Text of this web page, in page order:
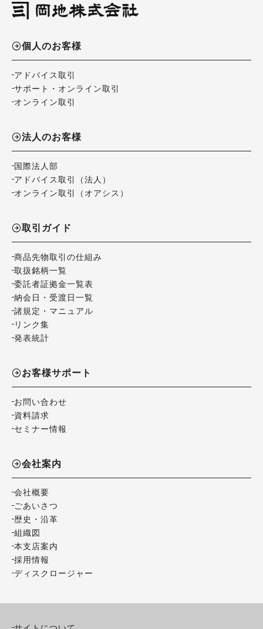
個人のお客様
アドバイス取引
サポート・オンライン取引
オンライン取引
法人のお客様
国際法人部
アドバイス取引（法人）
オンライン取引（オアシス）
取引ガイド
商品先物取引の仕組み
取扱銘柄一覧
委託者証拠金一覧表
納会日・受渡日一覧
諸規定・マニュアル
リンク集
発表統計
お客様サポート
お問い合わせ
資料請求
セミナー情報
会社案内
会社概要
ごあいさつ
歴史・沿革
組織図
本支店案内
採用情報
ディスクロージャー